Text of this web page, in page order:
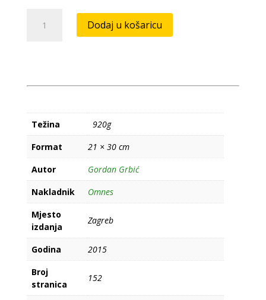
1/3
Dodaj u košaricu
Težina
920g
Format
21 × 30 cm
Autor
Gordan Grbić
Nakladnik
Omnes
Mjesto
izdanja
Zagreb
Godina
2015
Broj
stranica
152